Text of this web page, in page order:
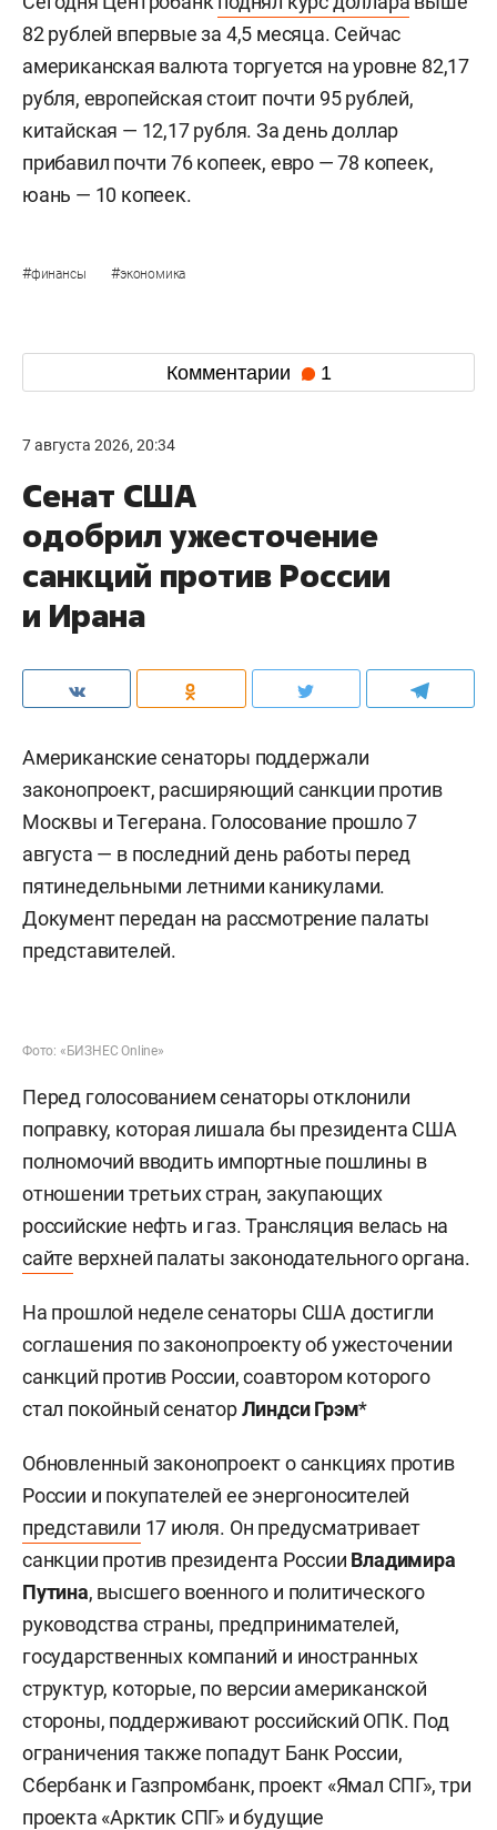
82 рублей впервые за 4,5 месяца. Сейчас
американская валюта торгуется на уровне 82,17
рубля, европейская стоит почти 95 рублей,
китайская — 12,17 рубля. За день доллар
прибавил почти 76 копеек, евро — 78 копеек,
юань — 10 копеек.
#финансы #экономика
Комментарии 1
7 августа 2026, 20:34
Сенат США
одобрил ужесточение
санкций против России
и Ирана
Американские сенаторы поддержали
законопроект, расширяющий санкции против
Москвы и Тегерана. Голосование прошло 7
августа — в последний день работы перед
пятинедельными летними каникулами.
Документ передан на рассмотрение палаты
представителей.
Фото: «БИЗНЕС Online»
Перед голосованием сенаторы отклонили
поправку, которая лишала бы президента США
полномочий вводить импортные пошлины в
отношении третьих стран, закупающих
российские нефть и газ. Трансляция велась на
сайте верхней палаты законодательного органа.
На прошлой неделе сенаторы США достигли
соглашения по законопроекту об ужесточении
санкций против России, соавтором которого
стал покойный сенаторЛиндси Грэм*
Обновленный законопроект о санкциях против
России и покупателей ее энергоносителей
представили 17 июля. Он предусматривает
санкции против президента России Владимира
Путина, высшего военного и политического
руководства страны, предпринимателей,
государственных компаний и иностранных
структур, которые, по версии американской
стороны, поддерживают российский ОПК. Под
ограничения также попадут Банк России,
Сбербанк и Газпромбанк, проект «Ямал СПГ», три
проекта «Арктик СПГ» и будущие